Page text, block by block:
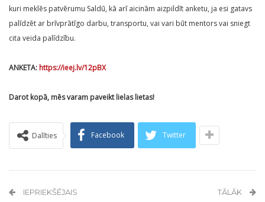
kuri meklēs patvērumu Saldū, kā arī aicinām aizpildīt anketu, ja esi gatavs
palīdzēt ar brīvprātīgo darbu, transportu, vai vari būt mentors vai sniegt
cita veida palīdzību.
ANKETA: https://ieej.lv/12pBX
Darot kopā, mēs varam paveikt lielas lietas!
Dalīties Facebook Twitter
IEPRIEKŠĒJAIS TĀLĀK